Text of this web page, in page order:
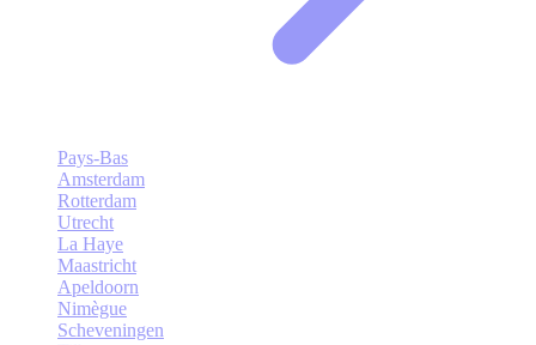
Pays-Bas
Amsterdam
Rotterdam
Utrecht
La Haye
Maastricht
Apeldoorn
Nimègue
Scheveningen